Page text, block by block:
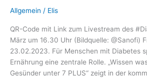
Allgemein / Elis
QR-Code mit Link zum Livestream des
März um 16.30 Uhr (Bildquelle: @Sanofi)
23.02.2023. Für Menschen mit Diabetes
Ernährung eine zentrale Rolle. „Wissen
Gesünder unter 7 PLUS“ zeigt in der